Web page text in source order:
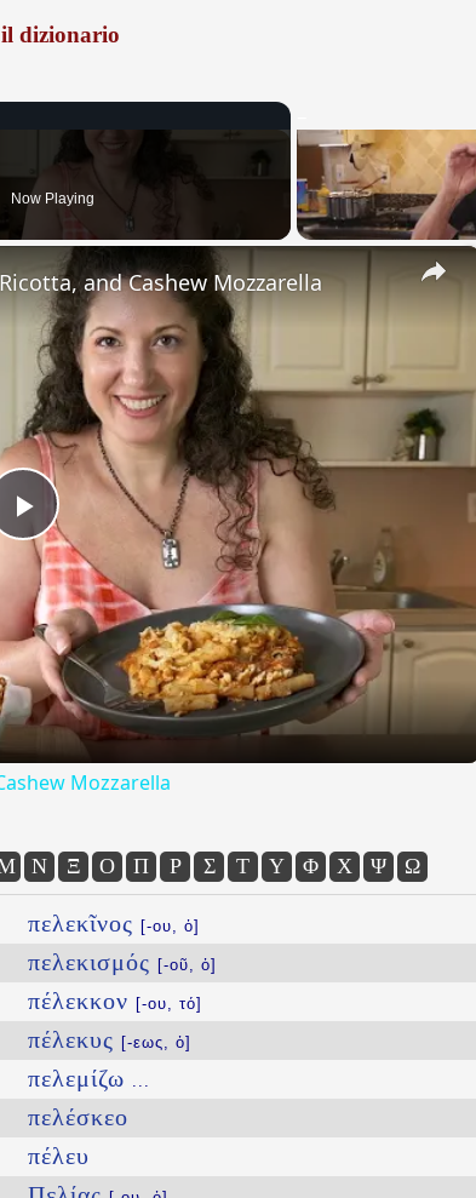
dizionario
Now Playing
×
Play
Video
and Cashew Mozzarella
Mozzarella
Ν Ξ Ο Π Ρ Σ Τ Υ Φ Χ Ψ Ω
πελεκῖνος [-ου, ὁ]
πελεκισμός [-οῦ, ὁ]
πέλεκκον [-ου, τό]
πέλεκυς [-εως, ὁ]
πελεμίζω
πελέσκεο
πέλευ